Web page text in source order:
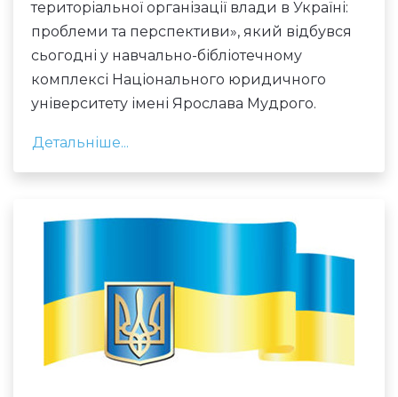
територіальної організації влади в Україні:
проблеми та перспективи», який відбувся
сьогодні у навчально-бібліотечному
комплексі Національного юридичного
університету імені Ярослава Мудрого.
Детальніше...